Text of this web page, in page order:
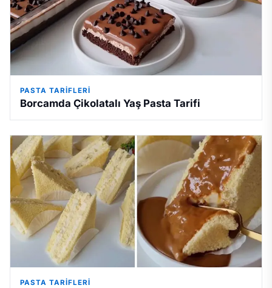
PASTA TARIFLERI
Borcamda Çikolatalı Yaş Pasta Tarifi
PASTA TARIFLERI